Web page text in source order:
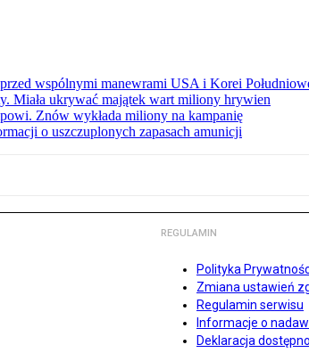
wspólnymi manewrami USA i Korei
Miała ukrywać majątek wart miliony hrywien
Znów wykłada miliony na kampanię
o uszczuplonych zapasach amunicji
REGULAMIN
Polityka
Zmiana ustawień
Regulamin serwisu
Informacje o
Deklaracja